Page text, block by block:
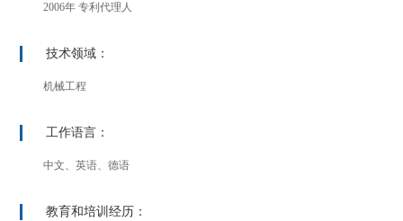
2006年 专利代理人
技术领域：
机械工程
工作语言：
中文、英语、德语
教育和培训经历：